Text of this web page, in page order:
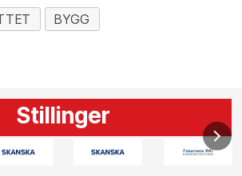
BYGG
Stillinger